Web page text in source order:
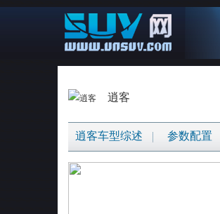
逍客
逍客车型综述 参数配置